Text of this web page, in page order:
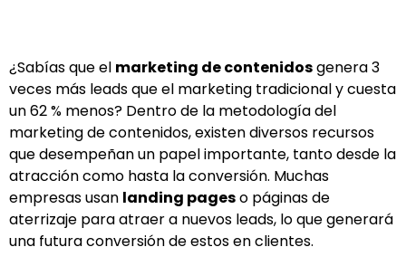
¿Sabías que el marketing de contenidosgenera 3
veces más leads que el marketing tradicional y cuesta
un 62 % menos? Dentro de la metodología del
marketing de contenidos, existen diversos recursos
que desempeñan un papel importante, tanto desde la
atracción como hasta la conversión. Muchas
empresas usan landing pageso páginas de
aterrizaje para atraer a nuevos leads, lo que generará
una futura conversión de estos en clientes.